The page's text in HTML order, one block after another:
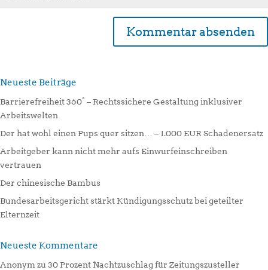
Neueste Beiträge
Barrierefreiheit 360° – Rechtssichere Gestaltung inklusiver
Arbeitswelten
Der hat wohl einen Pups quer sitzen… – 1.000 EUR Schadenersatz
Arbeitgeber kann nicht mehr aufs Einwurfeinschreiben
vertrauen
Der chinesische Bambus
Bundesarbeitsgericht stärkt Kündigungsschutz bei geteilter
Elternzeit
Neueste Kommentare
Anonym zu 30 Prozent Nachtzuschlag für Zeitungszusteller